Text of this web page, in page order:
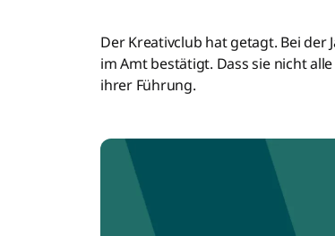
Der Kreativclub hat getagt. Bei
im Amt bestätigt. Dass sie nicht
ihrer Führung.